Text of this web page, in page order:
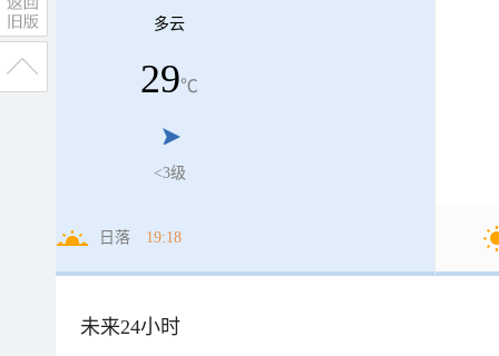
多云
29℃
<3级
日落 19:18
未来24小时